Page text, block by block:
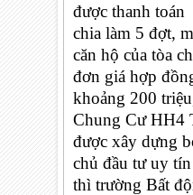
được thanh
chia làm 5 đợt,
căn hộ của tòa
đơn giá hợp
khoảng 200
Chung Cư HH4
được xây dựng
chủ đầu tư uy
thì trường Bất